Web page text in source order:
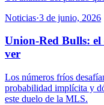
Noticias·3 de junio, 2026
Union-Red Bulls: el
ver
Los números fríos
probabilidad implícita y
este duelo de la MLS.